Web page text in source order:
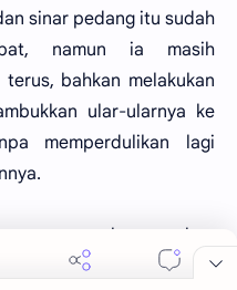
sinar pedang itu sudah
namun ia masih
bahkan melakukan
ular-ularnya ke
memperdulikan lagi
tentu akan tembus
pemuda itupun akan